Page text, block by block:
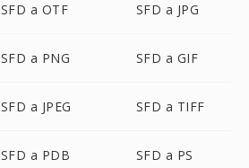
SFD a OTF SFD a JPG
SFD a PNG SFD a GIF
SFD a JPEG SFD a TIFF
SFD a PDB SFD a PS